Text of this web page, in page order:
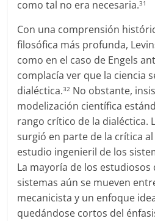
como tal no era necesaria.31
Con una comprensión
filosófica más profunda,
como en el caso de Engels
complacía ver que la ciencia
dialéctica.32 No obstante,
modelización científica
rango crítico de la dialéctica.
surgió en parte de la crítica
estudio ingenieril de los
La mayoría de los estudiosos
sistemas aún se mueven
mecanicista y un enfoque
quedándose cortos del